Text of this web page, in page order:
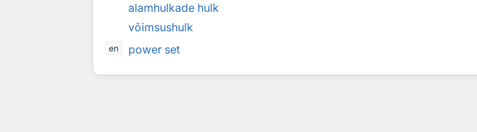
alamhulkade hulk
võimsushulk
en power set